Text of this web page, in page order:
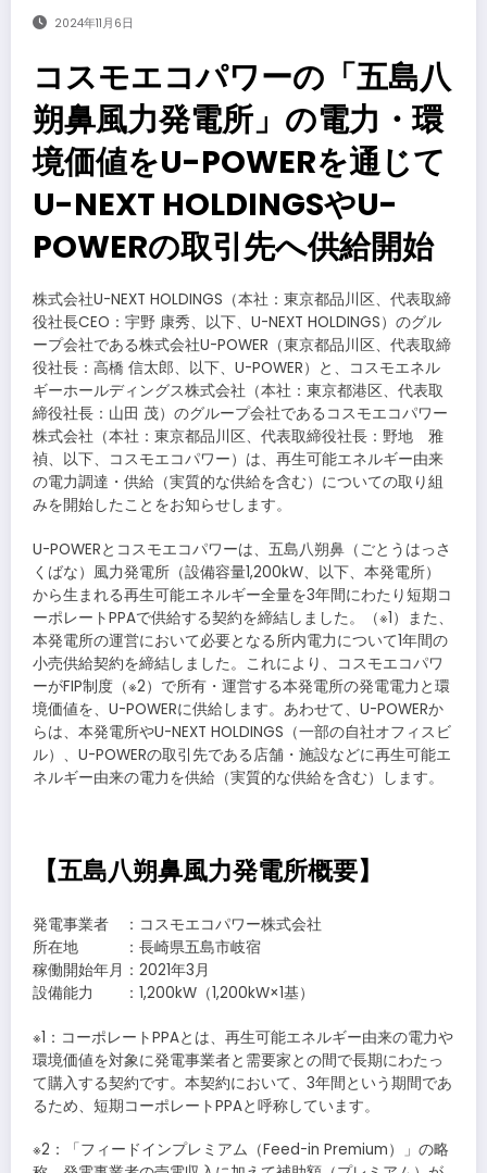
2024年11月6日
コスモエコパワーの「五島八
朔鼻風力発電所」の電力・環
境価値をU-POWERを通じて
U-NEXT HOLDINGSやU-
POWERの取引先へ供給開始
株式会社U-NEXT HOLDINGS（本社：東京都品川区、代表取締
役社長CEO：宇野 康秀、以下、U-NEXT HOLDINGS）のグル
ープ会社である株式会社U-POWER（東京都品川区、代表取締
役社長：高橋 信太郎、以下、U-POWER）と、コスモエネル
ギーホールディングス株式会社（本社：東京都港区、代表取
締役社長：山田 茂）のグループ会社であるコスモエコパワー
株式会社（本社：東京都品川区、代表取締役社長：野地 雅
禎、以下、コスモエコパワー）は、再生可能エネルギー由来
の電力調達・供給（実質的な供給を含む）についての取り組
みを開始したことをお知らせします。
U-POWERとコスモエコパワーは、五島八朔鼻（ごとうはっさ
くばな）風力発電所（設備容量1,200kW、以下、本発電所）
から生まれる再生可能エネルギー全量を3年間にわたり短期コ
ーポレートPPAで供給する契約を締結しました。（※1）また、
本発電所の運営において必要となる所内電力について1年間の
小売供給契約を締結しました。これにより、コスモエコパワ
ーがFIP制度（※2）で所有・運営する本発電所の発電電力と環
境価値を、U-POWERに供給します。あわせて、U-POWERか
らは、本発電所やU-NEXT HOLDINGS（一部の自社オフィスビ
ル）、U-POWERの取引先である店舗・施設などに再生可能エ
ネルギー由来の電力を供給（実質的な供給を含む）します。
【五島八朔鼻風力発電所概要】
発電事業者 ：コスモエコパワー株式会社
所在地 ：長崎県五島市岐宿
稼働開始年月：2021年3月
設備能力 ：1,200kW（1,200kW×1基）
※1：コーポレートPPAとは、再生可能エネルギー由来の電力や
環境価値を対象に発電事業者と需要家との間で長期にわたっ
て購入する契約です。本契約において、3年間という期間であ
るため、短期コーポレートPPAと呼称しています。
※2：「フィードインプレミアム（Feed-in Premium）」の略